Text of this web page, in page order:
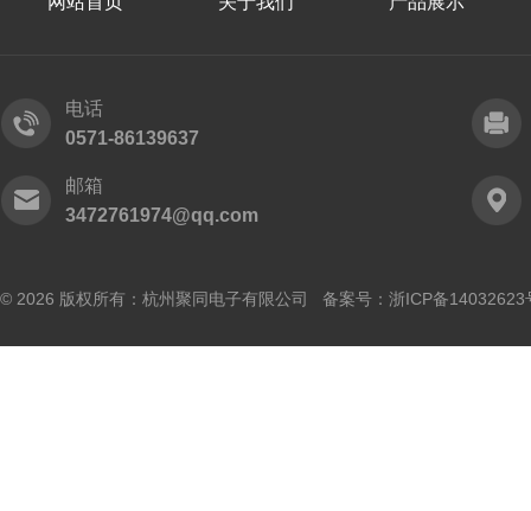
电话
0571-86139637
邮箱
3472761974@qq.com
© 2026 版权所有：杭州聚同电子有限公司 备案号： 浙ICP备14032623